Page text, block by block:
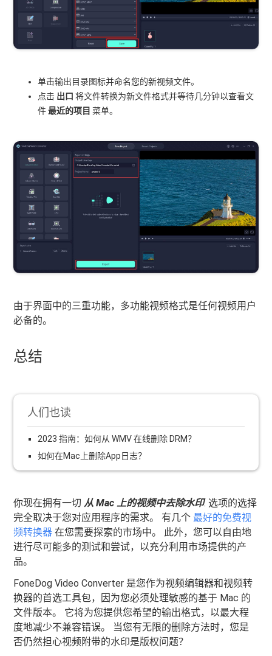
单击输出目录图标并命名您的新视频文件。
点击 出口 将文件转换为新文件格式并等待几分钟以查看文
件最近的项目 菜单。
由于界面中的三重功能，多功能视频格式是任何视频用户
必备的。
总结
人们也读
2023 指南：如何从 WMV 在线删除 DRM？
如何在Mac上删除App日志？
你现在拥有一切 从 Mac 上的视频中去除水印. 选项的选择
完全取决于您对应用程序的需求。 有几个最好的免费视
频转换器 在您需要探索的市场中。 此外，您可以自由地
进行尽可能多的测试和尝试，以充分利用市场提供的产
品。
FoneDog Video Converter 是您作为视频编辑器和视频转
换器的首选工具包，因为您必须处理敏感的基于 Mac 的
文件版本。 它将为您提供您希望的输出格式，以最大程
度地减少不兼容错误。 当您有无限的删除方法时，您是
否仍然担心视频附带的水印是版权问题？